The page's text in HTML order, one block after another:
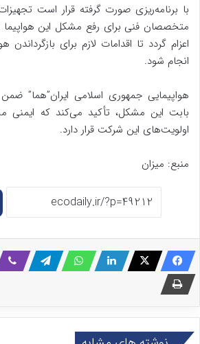
با برنامه‌ریزی صورت گرفته قرار است
متخصصان فنی برای رفع مشکل این هواپیما
اعزام گردد تا اقدامات لازم برای بازگرداندن
انجام شود.
هواپیمایی جمهوری اسلامی ایران”هما”
بابت این مشکل، تأکید می‌کند که ایمنی
اولویت‌های این شرکت قرار دارد.
منبع: میزان